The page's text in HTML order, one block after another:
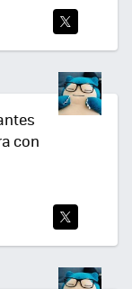
TEA
R
con
TWI
TEA